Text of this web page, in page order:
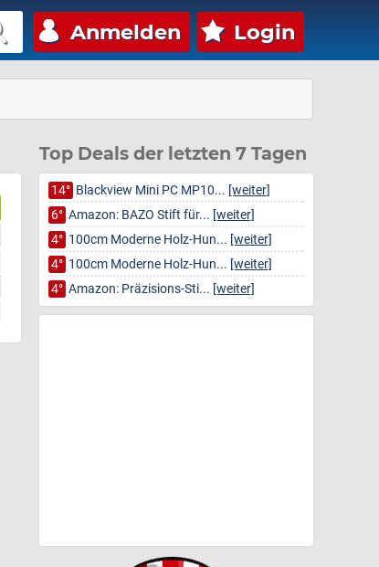
Anmelden Login
Top Deals der letzten 7 Tagen
14° Blackview Mini PC MP10... [weiter]
6° Amazon: BAZO Stift für... [weiter]
4° 100cm Moderne Holz-Hun... [weiter]
4° 100cm Moderne Holz-Hun... [weiter]
4° Amazon: Präzisions-Sti... [weiter]